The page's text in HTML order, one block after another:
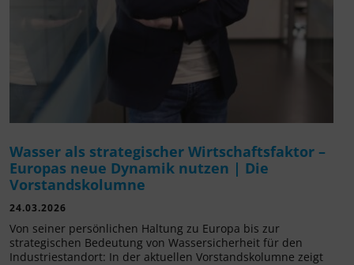
Wasser als strategischer Wirtschaftsfaktor –
Europas neue Dynamik nutzen | Die
Vorstandskolumne
24.03.2026
Von seiner persönlichen Haltung zu Europa bis zur
strategischen Bedeutung von Wassersicherheit für den
Industriestandort: In der aktuellen Vorstandskolumne zeigt